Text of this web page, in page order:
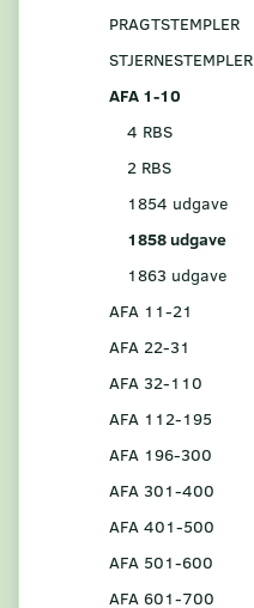
PRAGTSTEMPLER
STJERNESTEMPLER
AFA 1-10
4 RBS
2 RBS
1854 udgave
1858 udgave
1863 udgave
AFA 11-21
AFA 22-31
AFA 32-110
AFA 112-195
AFA 196-300
AFA 301-400
AFA 401-500
AFA 501-600
AFA 601-700